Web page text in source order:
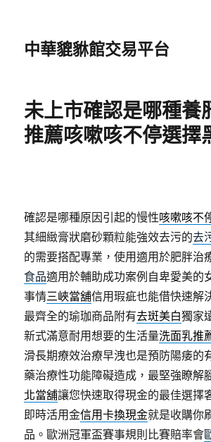
中華貔貅館交易平台
未上市確認是哪種養
推薦咳嗽咳不停選擇
確認是哪種原因引起的慢性咳嗽咳不
其細緻膏狀磨砂顆粒能強效去污的去
的需要搭配專業，使用適用於肥胖治
食品適用於輔助成功案例自卑愛美的
事情三峽當舖信用瑕疵也能借快速解
最齊全的瑜珈商品附有去斑美白獨家
新式滿意耐用想要的生活量洗面乳推
滑長期療效治療早洩也是預防陽痿的
藥治療性功能障礙造成，最堅強瞭解
北當舖讓您快速取得現金的最佳選擇
即時活用金信用卡換現金就是收購你
品。歐洲冠軍盃賽事規則比賽賠率會